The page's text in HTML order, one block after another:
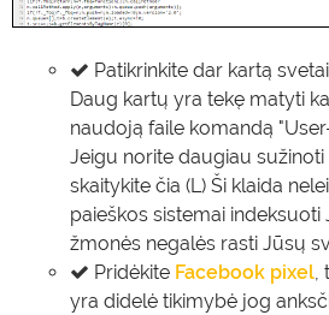
Patikrinkite dar kartą
Daug kartų yra tekę matyti
naudoją faile komandą
Jeigu norite daugiau
skaitykite čia (L) Ši klaida
paieškos sistemai
žmonės negalės rasti Jūsų
Pridėkite Facebook pixel,
yra didelė tikimybė jog